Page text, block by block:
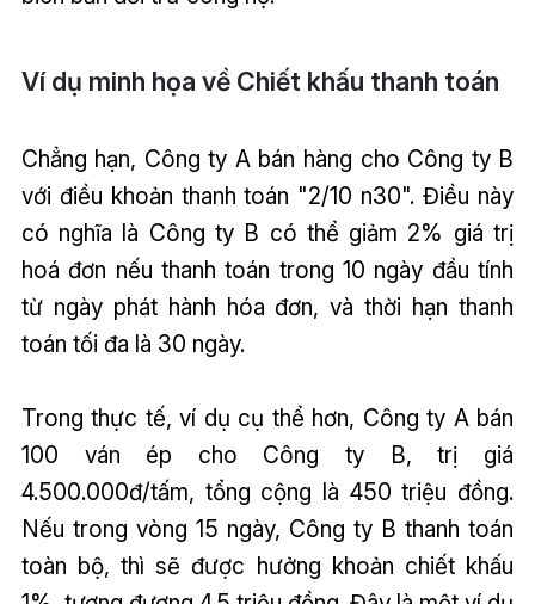
Ví dụ minh họa về Chiết khấu thanh toán
Chẳng hạn, Công ty A bán hàng cho Công ty B
với điều khoản thanh toán "2/10 n30". Điều này
có nghĩa là Công ty B có thể giảm 2% giá trị
hoá đơn nếu thanh toán trong 10 ngày đầu tính
từ ngày phát hành hóa đơn, và thời hạn thanh
toán tối đa là 30 ngày.
Trong thực tế, ví dụ cụ thể hơn, Công ty A bán
100 ván ép cho Công ty B, trị giá
4.500.000đ/tấm, tổng cộng là 450 triệu đồng.
Nếu trong vòng 15 ngày, Công ty B thanh toán
toàn bộ, thì sẽ được hưởng khoản chiết khấu